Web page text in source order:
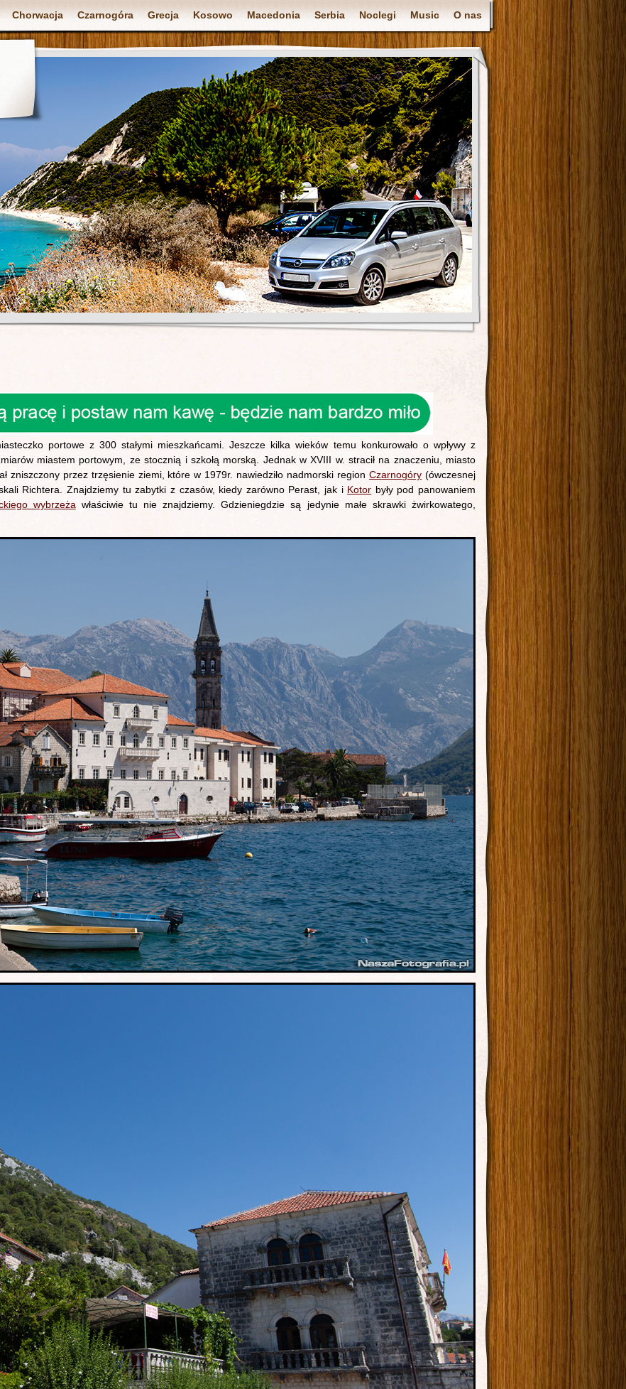
Chorwacja Czarnogóra Grecja Kosowo Macedonia Serbia Noclegi Music O nas
portowe z 300 stałymi mieszkańcami. Jeszcze kilka wieków temu konkurowało o wpływy z
miastem portowym, ze stocznią i szkołą morską. Jednak w XVIII w. stracił na znaczeniu, miasto
zniszczony przez trzęsienie ziemi, które w 1979r. nawiedziło nadmorski regionCzarnogóry (ówczesnej
Richtera. Znajdziemy tu zabytki z czasów, kiedy zarówno Perast, jak i Kotor były pod panowaniem
wybrzeża właściwie tu nie znajdziemy. Gdzieniegdzie są jedynie małe skrawki żwirkowatego,